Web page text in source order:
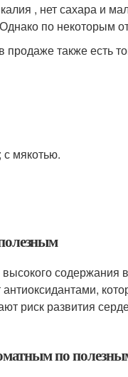
, нет сахара и
по некоторым
также есть
мякотью.
содержания
риск развития
по